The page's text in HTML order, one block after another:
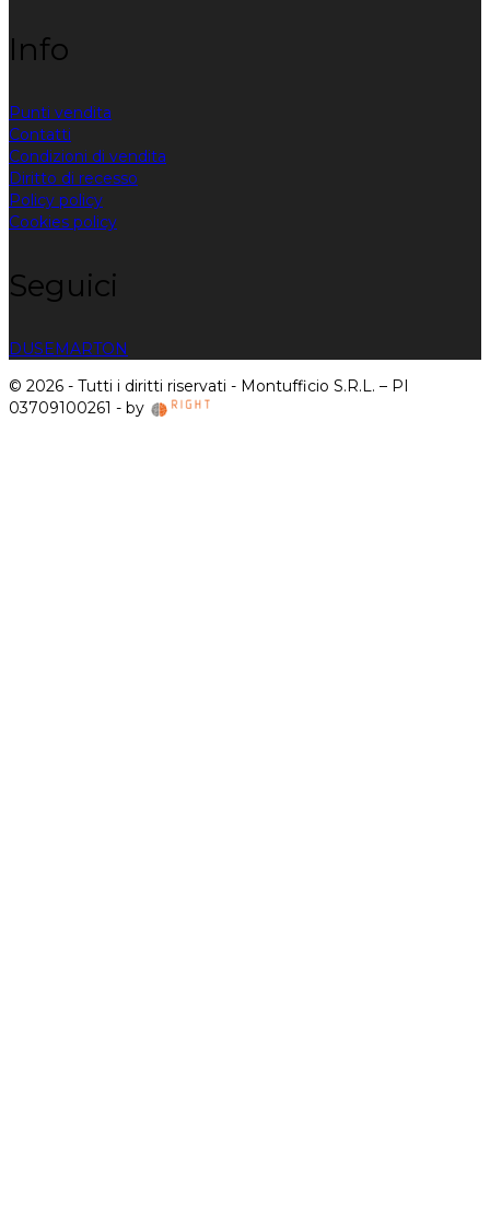
Info
Punti vendita
Contatti
Condizioni di vendita
Diritto di recesso
Policy policy
Cookies policy
Seguici
DUSEMARTON
© 2026 - Tutti i diritti riservati - Montufficio S.R.L. – PI
03709100261 - by